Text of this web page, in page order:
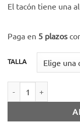
El tacón tiene una
TALLA